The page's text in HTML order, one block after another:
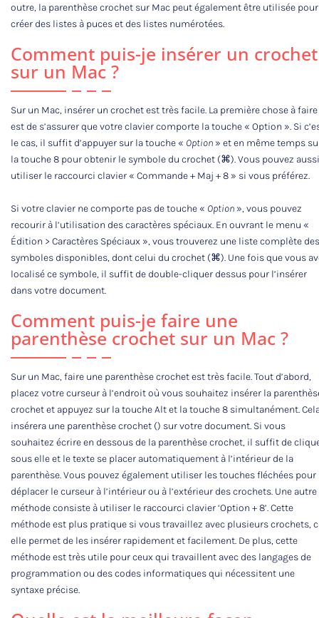
outre, la parenthèse crochet sur Mac peut également être utilisée pour
créer des listes à puces et des listes numérotées.
Comment puis-je insérer un crochet
sur un Mac ?
Sur un Mac, insérer un crochet est très facile. La première chose à faire
est de s’assurer que votre clavier comporte la touche « Option ». Si
le cas, il suffit d’appuyer sur la touche « Option » et en même temps
la touche 8 pour obtenir le symbole du crochet (⌘). Vous pouvez aussi
utiliser le raccourci clavier « Commande + Maj + 8 » si vous préférez.
Si votre clavier ne comporte pas de touche « Option », vous pouvez
recourir à l’utilisation des caractères spéciaux. En ouvrant le menu «
Édition > Caractères Spéciaux », vous trouverez une liste complète des
symboles disponibles, dont celui du crochet (⌘). Une fois que vous
localisé ce symbole, il suffit de double-cliquer dessus pour l’insérer
dans votre document.
Comment puis-je faire une
parenthèse crochet sur un Mac ?
Sur un Mac, faire une parenthèse crochet est très facile. Tout d’abord,
placez votre curseur à l’endroit où vous souhaitez insérer la
crochet et appuyez sur la touche Alt et la touche 8 simultanément.
insérera une parenthèse crochet () sur votre document. Si vous
souhaitez écrire en dessous de la parenthèse crochet, il suffit de
sous elle et le texte se placer automatiquement à l’intérieur de la
parenthèse. Vous pouvez également utiliser les touches fléchées pour
déplacer le curseur à l’intérieur ou à l’extérieur des crochets. Une autre
méthode consiste à utiliser le raccourci clavier ‘Option + 8’. Cette
méthode est plus pratique si vous travaillez avec plusieurs crochets,
elle permet de les insérer rapidement et facilement. De plus, cette
méthode est très utile pour ceux qui travaillent avec des langages de
programmation ou des codes informatiques qui nécessitent une
syntaxe précise.